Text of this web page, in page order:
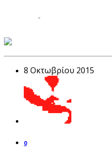
8 Οκτωβρίου 2015
0